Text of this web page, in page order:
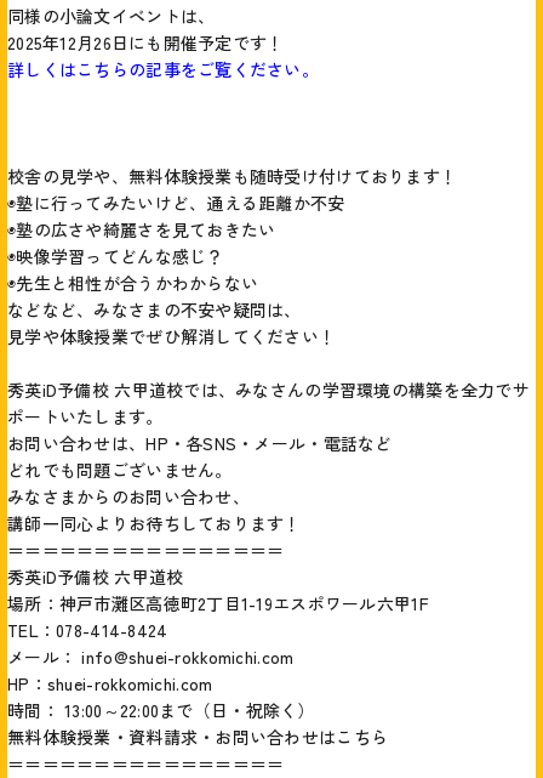
同様の小論文イベントは、
2025年12月26日にも開催予定です！
詳しくはこちらの記事をご覧ください。
校舎の見学や、無料体験授業も随時受け付けております！
◉塾に行ってみたいけど、通える距離か不安
◉塾の広さや綺麗さを見ておきたい
◉映像学習ってどんな感じ？
◉先生と相性が合うかわからない
などなど、みなさまの不安や疑問は、
見学や体験授業でぜひ解消してください！
秀英iD予備校 六甲道校では、みなさんの学習環境の構築を全力でサ
ポートいたします。
お問い合わせは、HP・各SNS・メール・電話など
どれでも問題ございません。
みなさまからのお問い合わせ、
講師一同心よりお待ちしております！
＝＝＝＝＝＝＝＝＝＝＝＝＝＝＝＝
秀英iD予備校 六甲道校
場所：神戸市灘区高徳町2丁目1-19エスポワール六甲1F
TEL：078-414-8424
メール： info@shuei-rokkomichi.com
HP： shuei-rokkomichi.com
時間： 13:00～22:00まで（日・祝除く）
無料体験授業・資料請求・お問い合わせはこちら
＝＝＝＝＝＝＝＝＝＝＝＝＝＝＝＝